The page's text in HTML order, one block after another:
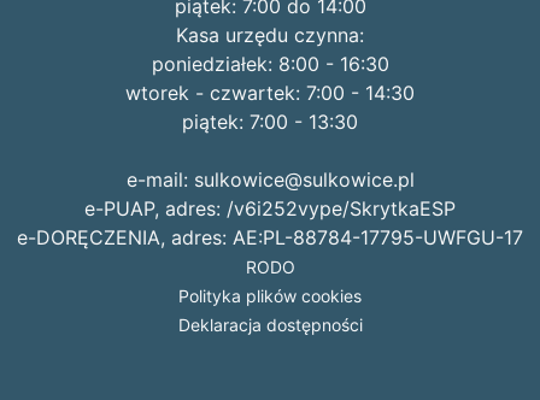
piątek: 7:00 do 14:00
Kasa urzędu czynna:
poniedziałek: 8:00 - 16:30
wtorek - czwartek: 7:00 - 14:30
piątek: 7:00 - 13:30
e-mail: sulkowice@sulkowice.pl
e-PUAP, adres: /v6i252vype/SkrytkaESP
e-DORĘCZENIA, adres: AE:PL-88784-17795-UWFGU-17
RODO
Polityka plików cookies
Deklaracja dostępności